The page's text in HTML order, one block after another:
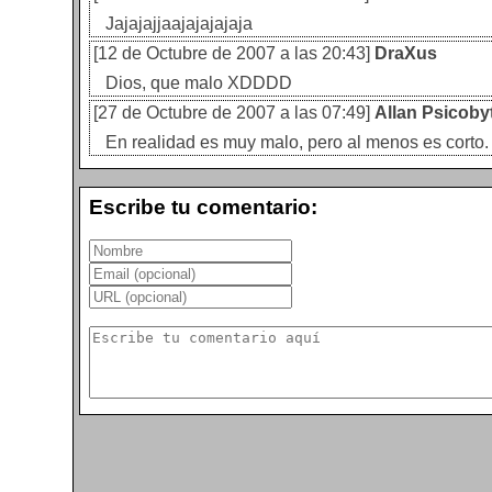
Jajajajjaajajajajaja
[12 de Octubre de 2007 a las 20:43] DraXus
Dios, que malo XDDDD
[27 de Octubre de 2007 a las 07:49] Allan
En realidad es muy malo, pero al menos es corto.
Escribe tu comentario: